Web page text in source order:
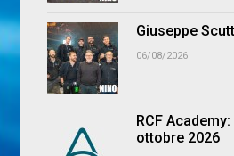
Giuseppe
06/08/2026
RCF
ottobre 2026